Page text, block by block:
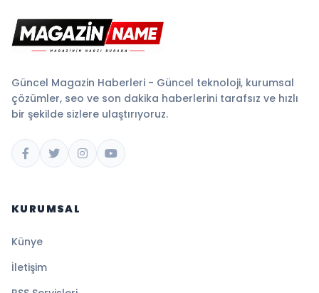
Güncel Magazin Haberleri - Güncel teknoloji, kurumsal
çözümler, seo ve son dakika haberlerini tarafsız ve hızlı
bir şekilde sizlere ulaştırıyoruz.
KURUMSAL
Künye
İletişim